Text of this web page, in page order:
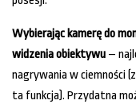
Wybierając kamerę do
widzenia obiektywu –
nagrywania w ciemności
ta funkcja). Przydatna